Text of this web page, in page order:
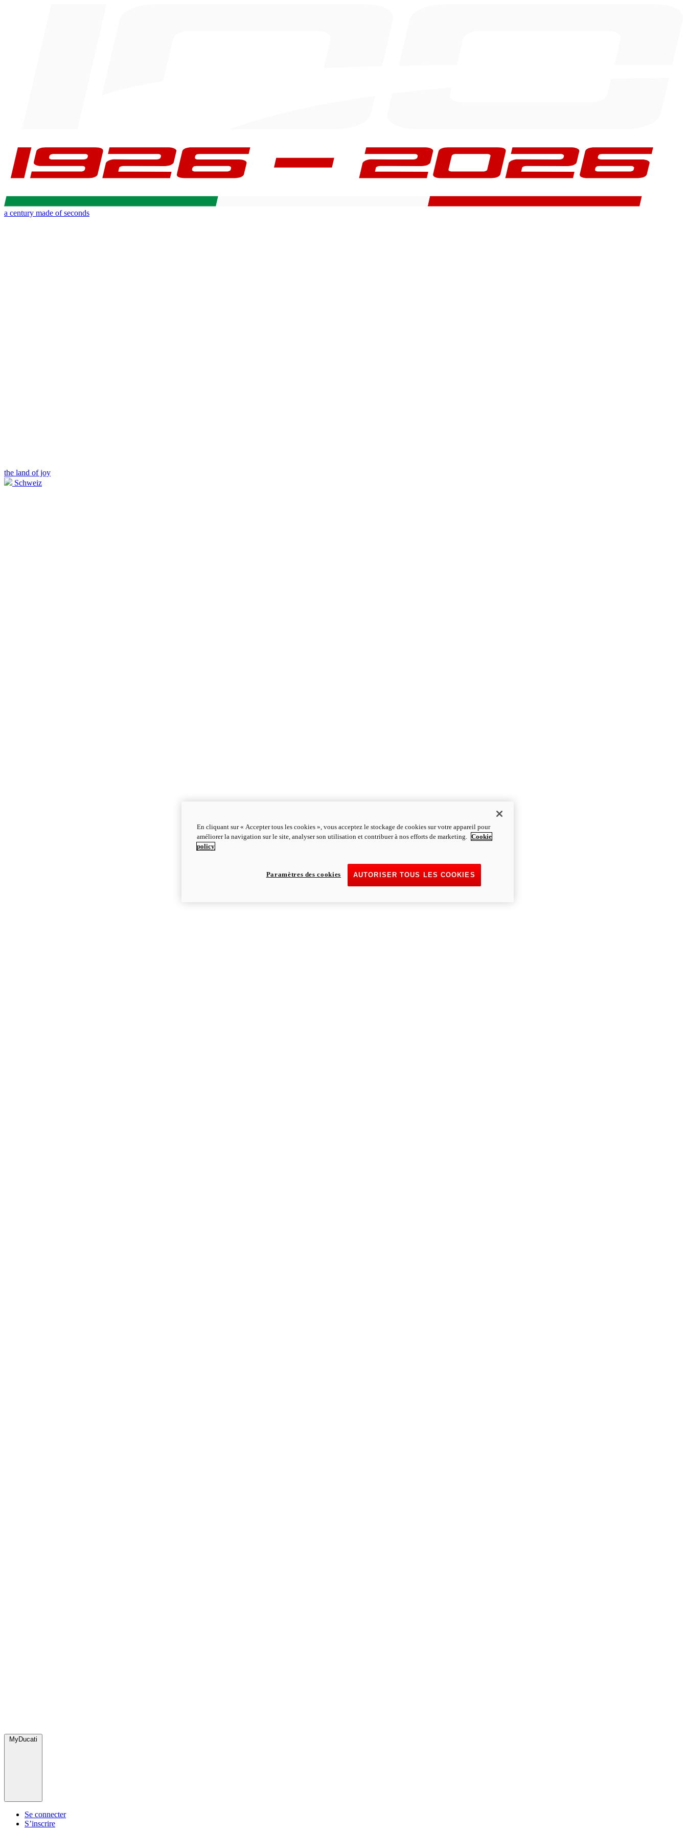
a century made of seconds
the land of joy
Schweiz
MyDucati
Se connecter
S’inscrire
En cliquant sur « Accepter tous les cookies », vous acceptez le stockage de cookies sur votre appareil pour
améliorer la navigation sur le site, analyser son utilisation et contribuer à nos efforts de marketing. Cookie
policy
AUTORISER TOUS LES COOKIES
Paramètres des cookies